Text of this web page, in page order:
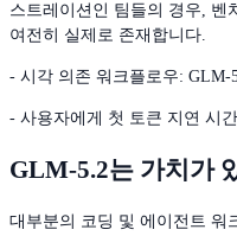
스트레이션인 팀들의 경우, 벤
여전히 실제로 존재합니다.
- 시각 의존 워크플로우: GLM-
- 사용자에게 첫 토큰 지연 시
GLM-5.2는 가치가
대부분의 코딩 및 에이전트